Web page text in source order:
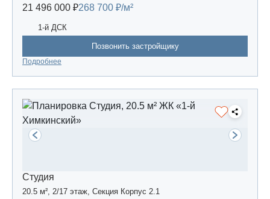
21 496 000 ₽268 700 ₽/м²
1-й ДСК
Позвонить застройщику
Подробнее
Студия
20.5 м², 2/17 этаж, Секция Корпус 2.1